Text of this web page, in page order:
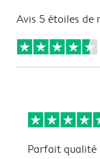
Avis 5 étoiles de
Parfait